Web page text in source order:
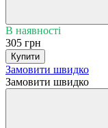
В наявності
305 грн
Купити
Замовити швидко
Замовити швидко